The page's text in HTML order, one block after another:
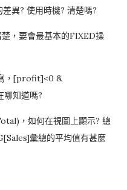
差異?使用時機?清楚嗎?
，要會最基本的FIXED操
，[profit]<0 &
哪知道嗎?
，如何在視圖上顯示?總
彙總的平均值有甚麼